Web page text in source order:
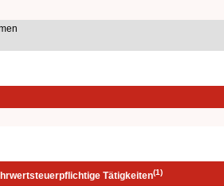
Tätigkeiten(1)